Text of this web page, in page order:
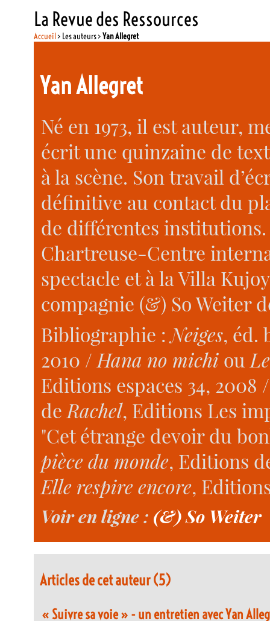
La Revue des Ressources
Accueil> Les auteurs >Yan Allegret
Yan Allegret
Né en 1973, il est auteur,
écrit une quinzaine de
à la scène. Son travail
définitive au contact du
de différentes
Chartreuse-Centre
spectacle et à la Villa
compagnie (&) So Weiter
Bibliographie :Neiges, éd.
2010 / Hana no michiou
Editions espaces 34, 2008
de Rachel, Editions Les
"Cet étrange devoir du
pièce du monde, Editions
Elle respire encore,
Voir en ligne : (&) So Weiter
Articles de cet auteur (5)
« Suivre sa voie » - un entretien avec Yan